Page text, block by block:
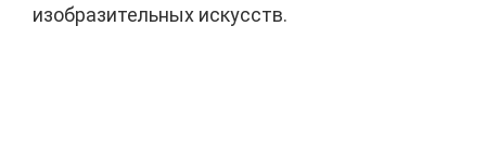
изобразительных искусств.